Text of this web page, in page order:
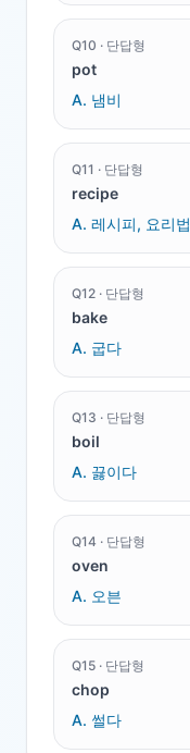
Q10 · 단답형
pot
A. 냄비
Q11 · 단답형
recipe
A. 레시피, 요리법
Q12 · 단답형
bake
A. 굽다
Q13 · 단답형
boil
A. 끓이다
Q14 · 단답형
oven
A. 오븐
Q15 · 단답형
chop
A. 썰다